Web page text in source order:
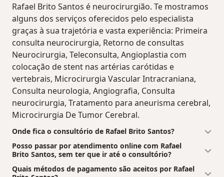
Rafael Brito Santos é neurocirurgião. Te mostramos
alguns dos serviços oferecidos pelo especialista
graças à sua trajetória e vasta experiência: Primeira
consulta neurocirurgia, Retorno de consultas
Neurocirurgia, Teleconsulta, Angioplastia com
colocação de stent nas artérias carótidas e
vertebrais, Microcirurgia Vascular Intracraniana,
Consulta neurologia, Angiografia, Consulta
neurocirurgia, Tratamento para aneurisma cerebral,
Microcirurgia De Tumor Cerebral.
Onde fica o consultório de Rafael Brito Santos?
Posso passar por atendimento online com Rafael
Brito Santos, sem ter que ir até o consultório?
Quais métodos de pagamento são aceitos por Rafael